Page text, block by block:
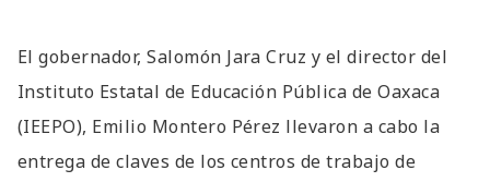
El gobernador, Salomón Jara Cruz y el director del
Instituto Estatal de Educación Pública de Oaxaca
(IEEPO), Emilio Montero Pérez llevaron a cabo la
entrega de claves de los centros de trabajo de